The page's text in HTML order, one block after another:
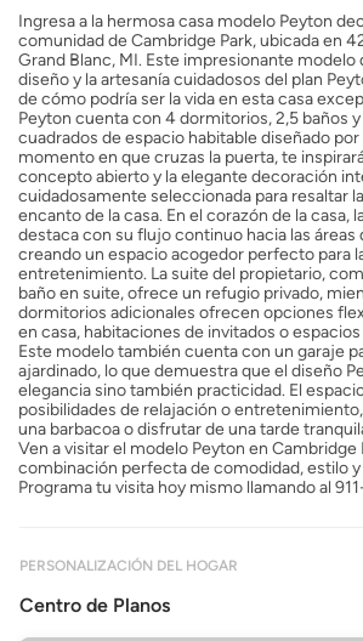
Ingresa a la hermosa casa modelo Peyton
comunidad de Cambridge Park, ubicada en
Grand Blanc, MI. Este impresionante modelo
diseño y la artesanía cuidadosos del plan
de cómo podría ser la vida en esta casa
Peyton cuenta con 4 dormitorios, 2,5 baños
cuadrados de espacio habitable diseñado
momento en que cruzas la puerta, te
concepto abierto y la elegante decoración
cuidadosamente seleccionada para resaltar
encanto de la casa. En el corazón de la casa,
destaca con su flujo continuo hacia las
creando un espacio acogedor perfecto para
entretenimiento. La suite del propietario,
baño en suite, ofrece un refugio privado,
dormitorios adicionales ofrecen opciones
en casa, habitaciones de invitados o
Este modelo también cuenta con un garaje
ajardinado, lo que demuestra que el diseño
elegancia sino también practicidad. El
posibilidades de relajación o
una barbacoa o disfrutar de una tarde
Ven a visitar el modelo Peyton en Cambridge
combinación perfecta de comodidad, estilo
Programa tu visita hoy mismo llamando al
PERSONALIZACIÓN DEL HOGAR
Centro de Planos